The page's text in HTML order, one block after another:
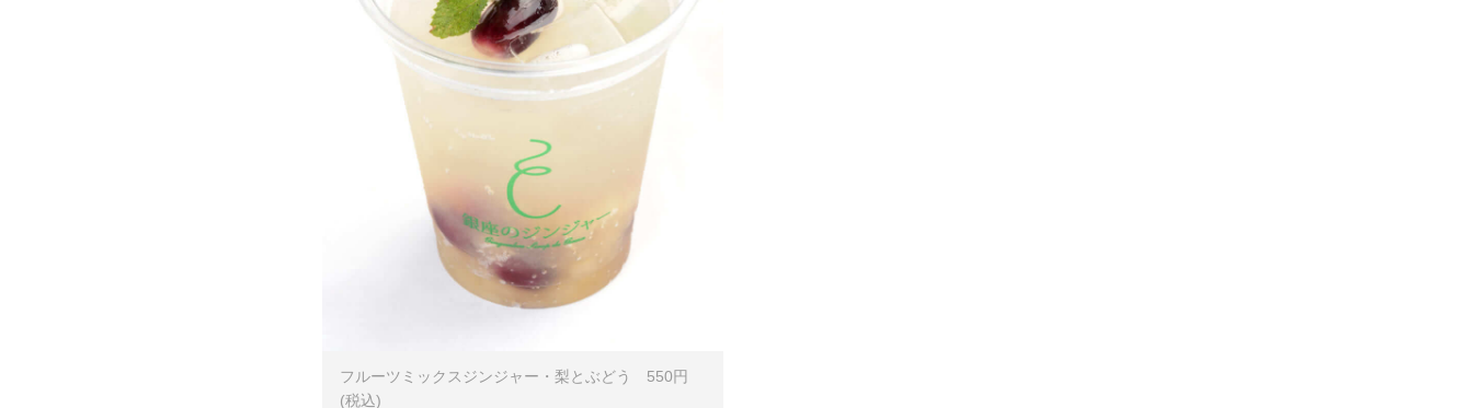
フルーツミックスジンジャー・梨とぶどう 550円
(税込)